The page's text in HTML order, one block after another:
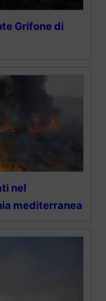
Grifone di
nel
mediterranea